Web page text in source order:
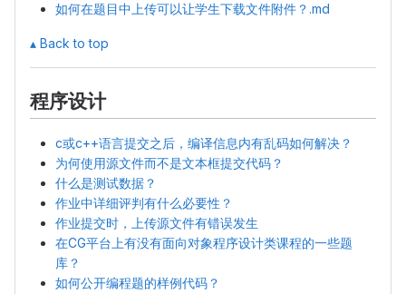
如何在题目中上传可以让学生下载文件附件？.md
▴ Back to top
程序设计
c或c++语言提交之后，编译信息内有乱码如何解决？
为何使用源文件而不是文本框提交代码？
什么是测试数据？
作业中详细评判有什么必要性？
作业提交时，上传源文件有错误发生
在CG平台上有没有面向对象程序设计类课程的一些题
库？
如何公开编程题的样例代码？